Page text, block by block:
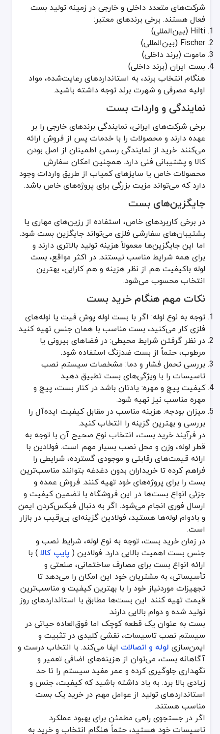
شرکت‌های متعدد داخلی و خارجی در زمینه تولید بست
فعال هستند. برخی برندهای معتبر:
Hilti (بین‌المللی)
Fischer (بین‌المللی)
ماموت (برند داخلی)
بست ایران (برند داخلی)
هنگام انتخاب برند، به استانداردهای رعایت‌شده، مواد
اولیه مصرفی و شهرت برند توجه داشته باشید.
نمایندگی و واردات بست
برخی شرکت‌های ایرانی، نمایندگی برندهای خارجی را بر
عهده دارند و محصولات را با خدمات پس از فروش ارائه
می‌کنند. خرید از نمایندگی رسمی اطمینان از اصل بودن
کالا و پشتیبانی فنی دارد. همچنین امکان سفارش
محصولات خاص یا سایزهای کمیاب از طریق واردات وجود
دارد که می‌تواند مزیت بزرگی برای پروژه‌های خاص باشد.
جایگزین‌های بست
در برخی کاربردهای خاص، استفاده از رزین‌های مهاری یا
پشتیبان‌های سفارشی فلزی می‌تواند جایگزین بست شود.
اما این جایگزین‌ها معمولاً هزینه تولید بالاتری دارند و
برای همه شرایط مناسب نیستند. در اکثر مواقع، بست
لوله باکیفیت هم از نظر هزینه و هم کارایی، بهترین
انتخاب محسوب می‌شود.
نکات مهم هنگام خرید بست
توجه به نوع لوله: اگر با بست لوله پوش فیت یا لوله‌های
فلزی کار می‌کنید، بست مناسب با همان جنس تهیه کنید.
در نظر گرفتن شرایط محیطی: در فضاهای بیرونی یا
مرطوب، حتماً از بست ضدزنگ استفاده شود.
بررسی تحمل فشار و دما: مشخصات سیستم نصب
تاسیسات را با ویژگی‌های بست تطبیق دهید.
کیفیت پیچ و مهره: یادتان باشد در کنار بست، پیچ و
مهره مناسب نیز تهیه شود.
میزان بودجه: هزینه مناسب در مقابل کیفیت ایده‌آل را
بررسی و بهترین گزینه را انتخاب کنید.
در فرآیند خرید بست، انتخاب نوع صحیح آن با توجه به
قطر لوله، وزن و محل نصب بسیار مهم است. فولادین با
ارائه قیمت‌های رقابتی و موجودی گسترده، شرایطی را
فراهم کرده تا خریداران بدون دغدغه بتوانند مناسب‌ترین
بست را برای پروژه‌های خود تهیه کنند. فروش عمده و
جزئی انواع بست‌ها در این فروشگاه با تضمین کیفیت و
ارسال فوری انجام می‌شود. اگر به دنبال فیکس‌کردن ایمن
و بادوام لوله‌ها هستید، فولادین گزینه‌ای بی‌رقیب در بازار
است.
در زمان خرید بست، توجه به نوع لوله، شرایط نصب و
جنس بست اهمیت بالایی دارد. فولادین ( پایپ کالا) با
ارائه انواع بست برای مصارف ساختمانی، صنعتی و
تأسیساتی، به مشتریان خود این امکان را می‌دهد تا
تجهیزات موردنیاز خود را با بهترین کیفیت و مناسب‌ترین
قیمت تهیه کنند. این بست‌ها مطابق با استانداردهای روز
تولید شده و دوام بالایی دارند.
بست به عنوان یک قطعه کوچک اما فوق‌العاده حیاتی در
سیستم نصب تاسیسات، نقشی کلیدی در تثبیت و
ایمن‌سازی لوله و اتصالات ایفا می‌کند. با انتخاب درست و
آگاهانه بست، می‌توان از هزینه‌های اضافی تعمیر و
نگهداری جلوگیری کرده و عمر مفید سیستم را تا حد
زیادی بالا برد. به یاد داشته باشید که کیفیت، جنس و
استانداردهای تولید از عوامل مهم در خرید یک بست
مناسب هستند.
اگر در جستجوی راهی مطمئن برای بهبود عملکرد
تاسیسات خود هستید، حتماً هنگام انتخاب و خرید به